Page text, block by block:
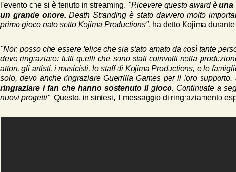
l'evento che si è tenuto in streaming. "Ricevere questo award èuna
un grande onore. Death Stranding è stato davvero molto
primo gioco nato sotto Kojima Productions", ha detto Kojima
"Non posso che essere felice che sia stato amato da così tante
devo ringraziare: tutti quelli che sono stati coinvolti nella
attori, gli artisti, i musicisti, lo staff di Kojima Productions, e le
solo, devo anche ringraziare Guerrilla Games per il loro supporto.
ringraziare i fan che hanno sostenuto il gioco. Continuate a
nuovi progetti". Questo, in sintesi, il messaggio di ringraziamento